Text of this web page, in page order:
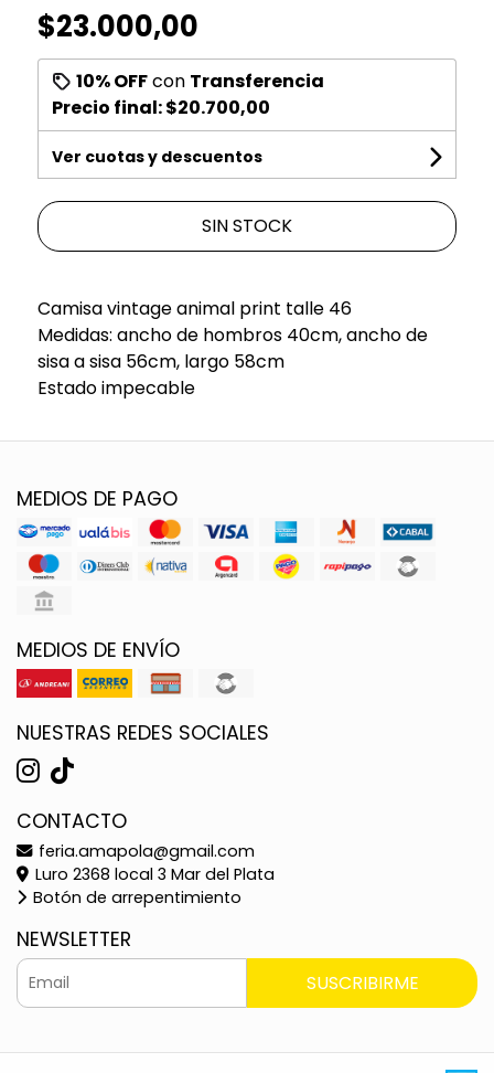
$23.000,00
10% OFFcon Transferencia
Precio final:$20.700,00
Ver cuotas y descuentos
SIN STOCK
Camisa vintage animal print talle 46
Medidas: ancho de hombros 40cm, ancho de
sisa a sisa 56cm, largo 58cm
Estado impecable
MEDIOS DE PAGO
MEDIOS DE ENVÍO
NUESTRAS REDES SOCIALES
CONTACTO
feria.amapola@gmail.com
Luro 2368 local 3 Mar del Plata
Botón de arrepentimiento
NEWSLETTER
SUSCRIBIRME